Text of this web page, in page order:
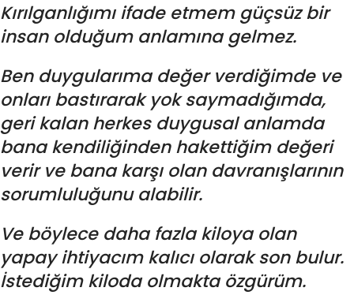
Kırılganlığımı ifade etmem güçsüz bir
insan olduğum anlamına gelmez.
Ben duygularıma değer verdiğimde ve
onları bastırarak yok saymadığımda,
geri kalan herkes duygusal anlamda
bana kendiliğinden hakettiğim değeri
verir ve bana karşı olan davranışlarının
sorumluluğunu alabilir.
Ve böylece daha fazla kiloya olan
yapay ihtiyacım kalıcı olarak son bulur.
İstediğim kiloda olmakta özgürüm.